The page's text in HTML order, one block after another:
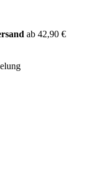
ab 42,90 €